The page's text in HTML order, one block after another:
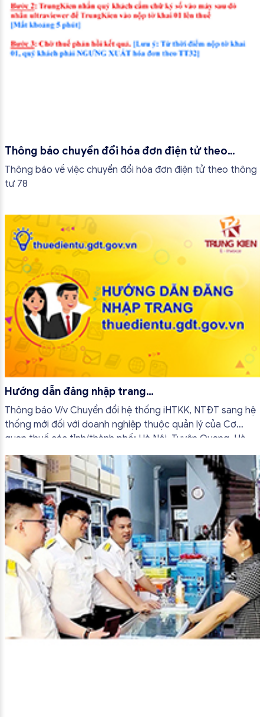
Thông báo chuyển đổi hóa đơn điện tử theo
thông tư 78
Thông báo về việc chuyển đổi hóa đơn điện tử theo thông
tư 78
Hướng dẫn đăng nhập trang
thuedientu.gdt.gov.vn
Thông báo V/v Chuyển đổi hệ thống iHTKK, NTĐT sang hệ
thống mới đối với doanh nghiệp thuộc quản lý của Cơ
quan thuế các tỉnh/thành phố: Hà Nội, Tuyên Quang, Hà
Nam, Hải Phòng, Nam Định, Ninh Bình, Thái Bình, Vĩnh Phúc,
Quảng Ninh, Sơn La...